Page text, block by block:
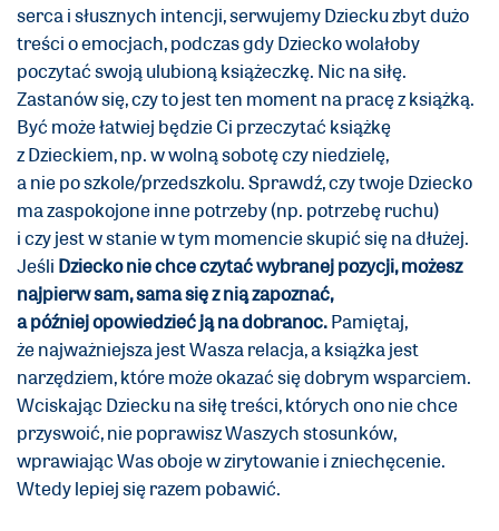
serca i słusznych intencji, serwujemy Dziecku zbyt dużo
treści o emocjach, podczas gdy Dziecko wolałoby
poczytać swoją ulubioną książeczkę. Nic na siłę.
Zastanów się, czy to jest ten moment na pracę z książką.
Być może łatwiej będzie Ci przeczytać książkę
z Dzieckiem, np. w wolną sobotę czy niedzielę,
a nie po szkole/przedszkolu. Sprawdź, czy twoje Dziecko
ma zaspokojone inne potrzeby (np. potrzebę ruchu)
i czy jest w stanie w tym momencie skupić się na dłużej.
Jeśli Dziecko nie chce czytać wybranej pozycji, możesz
najpierw sam, sama się z nią zapoznać,
a później opowiedzieć ją na dobranoc.Pamiętaj,
że najważniejsza jest Wasza relacja, a książka jest
narzędziem, które może okazać się dobrym wsparciem.
Wciskając Dziecku na siłę treści, których ono nie chce
przyswoić, nie poprawisz Waszych stosunków,
wprawiając Was oboje w zirytowanie i zniechęcenie.
Wtedy lepiej się razem pobawić.